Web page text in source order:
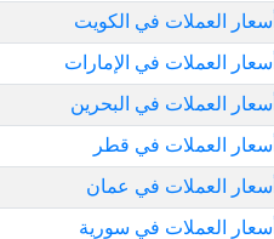
أسعار العملات في الكويت
أسعار العملات في الإمارات
أسعار العملات في البحرين
أسعار العملات في قطر
أسعار العملات في عمان
أسعار العملات في سورية